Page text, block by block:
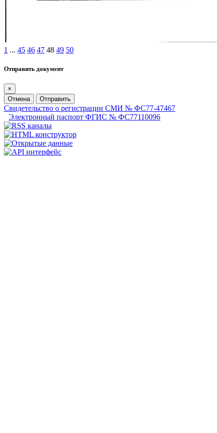
1 ... 45 46 47 48 49 50
Отправить документ
×
Отмена
Отправить
Свидетельство о регистрации СМИ № ФС77-47467
Электронный паспорт ФГИС № ФС77110096